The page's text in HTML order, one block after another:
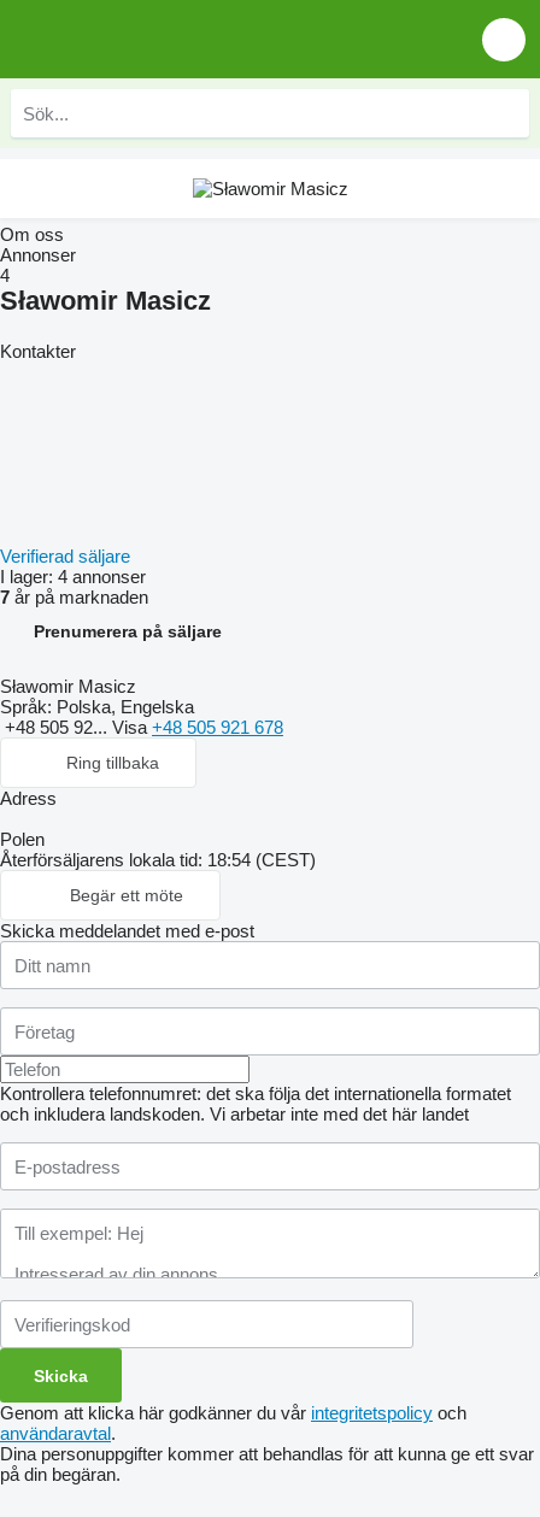
Om oss
Annonser
4
Sławomir Masicz
Kontakter
Verifierad säljare
I lager: 4 annonser
7 år på marknaden
Prenumerera på säljare
Sławomir Masicz
Språk: Polska, Engelska
+48 505 92... Visa +48 505 921 678
Ring tillbaka
Adress
Polen
Återförsäljarens lokala tid: 18:54 (CEST)
Begär ett möte
Skicka meddelandet med e-post
Kontrollera telefonnumret: det ska följa det internationella formatet
och inkludera landskoden. Vi arbetar inte med det här landet
Genom att klicka här godkänner du vår integritetspolicy och
användaravtal.
Dina personuppgifter kommer att behandlas för att kunna ge ett svar
på din begäran.